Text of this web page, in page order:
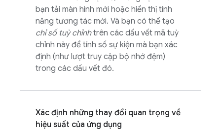
bạn tải màn hình mới hoặc hiển thị tính
năng tương tác mới. Và bạn có thể tạo
chỉ số tuỳ chỉnhtrên các dấu vết mã tuỳ
chỉnh này để tính số sự kiện mà bạn xác
định (như lượt truy cập bộ nhớ đệm)
trong các dấu vết đó.
Xác định những thay đổi quan trọng về
hiệu suất của ứng dụng